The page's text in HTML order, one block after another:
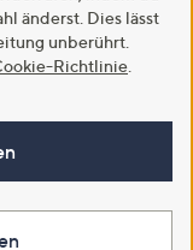
änderst. Dies lässt
unberührt.
Richtlinie